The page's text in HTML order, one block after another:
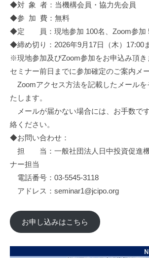
◆対 象 者：当機構会員・協力先会員
◆参 加 費：無料
◆定 員：現地参加 100名、Zoom参加
◆締め切り：2026年9月17日（木）17:00
※現地参加及びZoom参加をお申込み頂き
セミナー前日までに参加確定のご案内メー
Zoomアクセス方法を記載したメールを
たします。
メールが届かない場合には、お手数で
絡ください。
◆お問い合わせ：
担 当：一般社団法人日中投資促進
ナー担当
電話番号：03-5545-3118
アドレス：seminar1@jcipo.org
お申し込みはこちら